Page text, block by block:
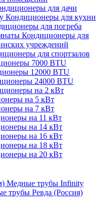
для дачи
Кондиционеры для кухни
для погреба
Кондиционеры для
учреждений
для спортзалов
7000 BTU
12000 BTU
24000 BTU
на 2 кВт
на 5 кВт
на 7 кВт
на 11 кВт
на 14 кВт
на 16 кВт
на 18 кВт
на 20 кВт
Медные трубы Infinity
трубы Ревда (Россия)